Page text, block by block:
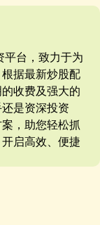
平台，致力于为
据最新炒股配
收费及强大的
是资深投资
，助您轻松抓
启高效、便捷